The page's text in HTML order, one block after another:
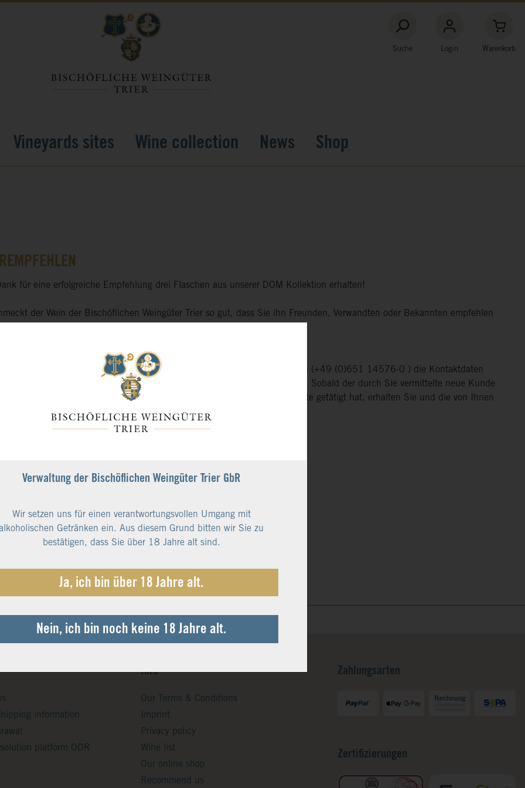
Suche Login Warenkorb
Vineyards sites Wine collection News Shop
für eine erfolgreiche Empfehlung drei Flaschen aus unserer DOM Kollektion erhalten!
der Wein der Bischöflichen Weingüter Trier so gut, dass Sie ihn Freunden, Verwandten oder Bekannten empfehlen
Sie uns uns per Email (info@bischoeflicheweingueter.de) oder telefonisch (+49 (0)651 14576-0 ) die Kontaktdaten
und Bekannten mit, die Sie von unseren Weinen überzeugen möchten. Sobald der durch Sie vermittelte neue Kunde
Bestellung über mindestens neun Flaschen aus unserer aktuellen Preisliste getätigt hat, erhalten Sie und die von Ihnen
Person als Dank je drei Flaschen aus unserer DOM Kollektion.
information
platform ODR
Info
Our Terms & Conditions
Imprint
Privacy policy
Wine list
Our online shop
Recommend us
Zahlungsarten
Zertifizierungen
Verwaltung der Bischöflichen Weingüter Trier GbR
Wir setzen uns für einen verantwortungsvollen Umgang mit
Getränken ein. Aus diesem Grund bitten wir Sie zu
bestätigen, dass Sie über 18 Jahre alt sind.
Ja, ich bin über 18 Jahre alt.
Nein, ich bin noch keine 18 Jahre alt.